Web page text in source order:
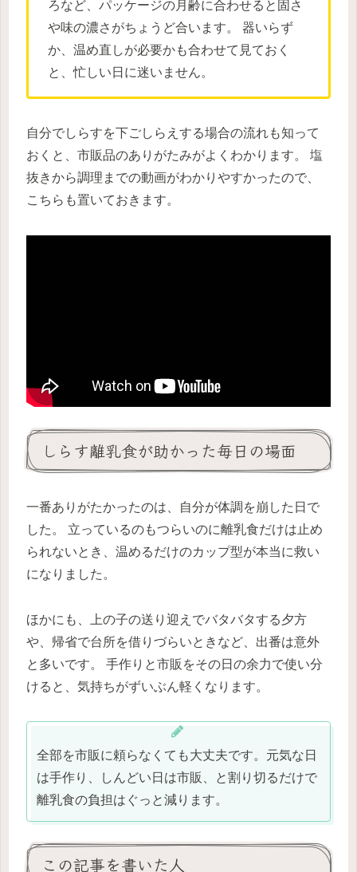
ろなど、パッケージの月齢に合わせると固さ
や味の濃さがちょうど合います。 器いらず
か、温め直しが必要かも合わせて見ておく
と、忙しい日に迷いません。
自分でしらすを下ごしらえする場合の流れも知って
おくと、市販品のありがたみがよくわかります。 塩
抜きから調理までの動画がわかりやすかったので、
こちらも置いておきます。
しらす離乳食が助かった毎日の場面
一番ありがたかったのは、自分が体調を崩した日で
した。 立っているのもつらいのに離乳食だけは止め
られないとき、温めるだけのカップ型が本当に救い
になりました。
ほかにも、上の子の送り迎えでバタバタする夕方
や、帰省で台所を借りづらいときなど、出番は意外
と多いです。 手作りと市販をその日の余力で使い分
けると、気持ちがずいぶん軽くなります。
全部を市販に頼らなくても大丈夫です。元気な日
は手作り、しんどい日は市販、と割り切るだけで
離乳食の負担はぐっと減ります。
この記事を書いた人